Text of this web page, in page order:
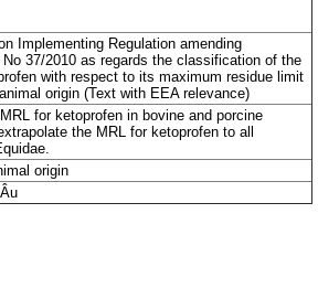
Implementing Regulation amending
No 37/2010 as regards the classification of the
with respect to its maximum residue limit
origin (Text with EEA relevance)
for ketoprofen in bovine and porcine
the MRL for ketoprofen to all
origin